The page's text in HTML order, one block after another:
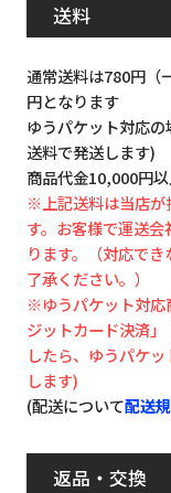
送料
通常送料は780円（
円となります
ゆうパケット対応
送料で発送します)
商品代金10,000円
※上記送料は当店が
す。お客様で運送
ります。（対応で
了承ください。）
※ゆうパケット対応
ジットカード決済
したら、ゆうパケ
します)
(配送について配送
返品・交換